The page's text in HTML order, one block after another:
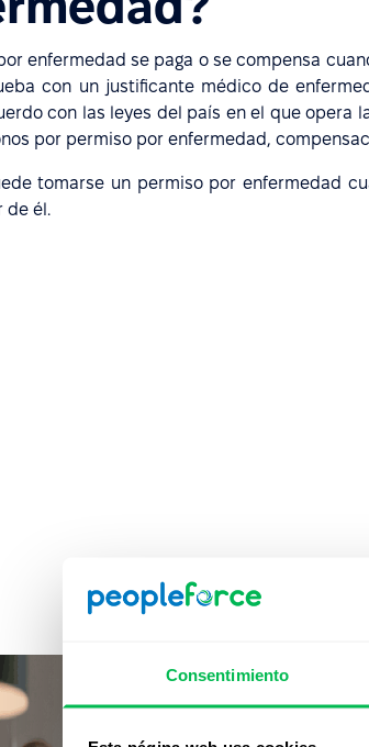
Consentimiento
enfermedad se paga o se compensa
con un justificante médico de
con las leyes del país en el que opera
por permiso por enfermedad,
tomarse un permiso por enfermedad
de él.